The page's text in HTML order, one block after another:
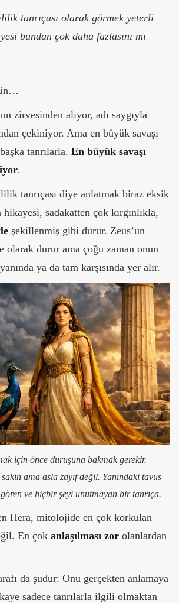
tanrıçası olarak görmek yeterli
bundan çok daha fazlasını mı
zirvesinden alıyor, adı saygıyla
çekiniyor. Ama en büyük savaşı
tanrılarla. En büyük savaşı
.
tanrıçası diye anlatmak biraz eksik
sadakatten çok kırgınlıkla,
şekillenmiş gibi durur. Zeus’un
olarak durur ama çoğu zaman onun
ya da tam karşısında yer alır.
için önce duruşuna bakmak gerekir.
ama asla zayıf değil. Yanındaki tavus
ve hiçbir şeyi unutmayan bir tanrıça.
Hera, mitolojide en çok korkulan
En çok anlaşılması zor olanlardan
da şudur: Onu gerçekten anlamaya
sadece tanrılarla ilgili olmaktan